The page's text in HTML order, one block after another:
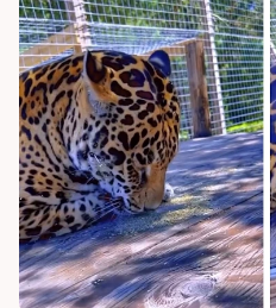
動物園小豹哈草哈上癮
大貓貓蟲」蠕動流口水